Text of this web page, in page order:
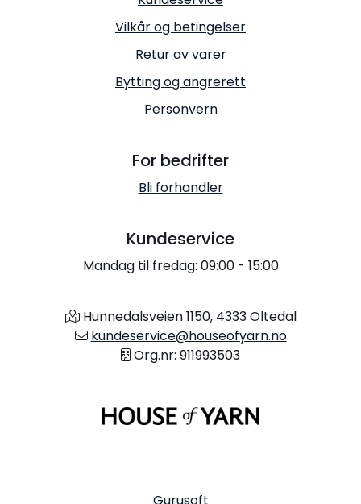
Vilkår og betingelser
Retur av varer
Bytting og angrerett
Personvern
For bedrifter
Bli forhandler
Kundeservice
Mandag til fredag: 09:00 - 15:00
Hunnedalsveien 1150, 4333 Oltedal
kundeservice@houseofyarn.no
Org.nr: 911993503